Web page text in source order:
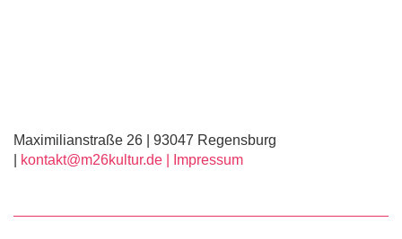
Maximilianstraße 26 | 93047 Regensburg
kontakt@m26kultur.de | Impressum